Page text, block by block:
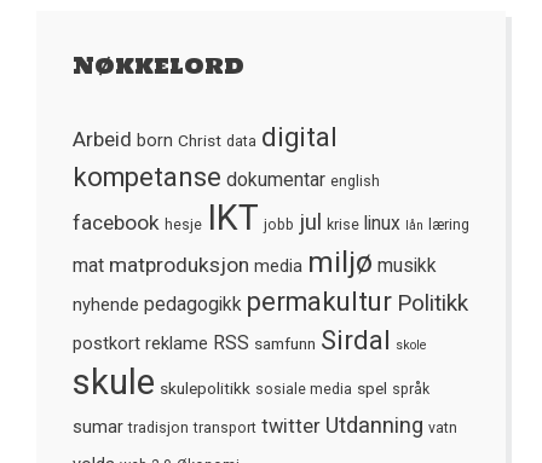
Nøkkelord
Arbeid born Christ data digital
kompetanse dokumentar english
facebook hesje IKT jobb jul krise linux lån læring
mat matproduksjon media miljø musikk
nyhende pedagogikk permakultur Politikk
postkort reklame RSS samfunn Sirdal skole
skule skulepolitikk sosiale media spel språk
sumar tradisjon transport twitter Utdanning vatn